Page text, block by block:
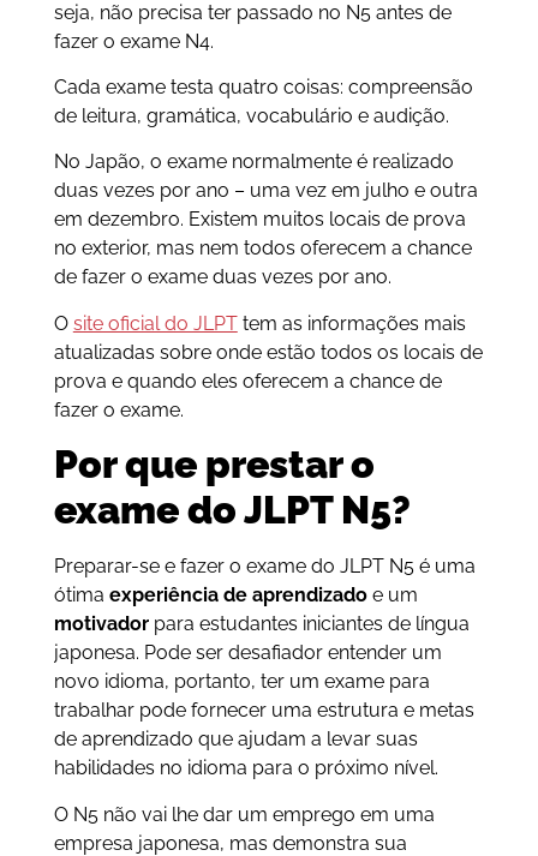
seja, não precisa ter passado no N5 antes de
fazer o exame N4.
Cada exame testa quatro coisas: compreensão
de leitura, gramática, vocabulário e audição.
No Japão, o exame normalmente é realizado
duas vezes por ano – uma vez em julho e outra
em dezembro. Existem muitos locais de prova
no exterior, mas nem todos oferecem a chance
de fazer o exame duas vezes por ano.
O site oficial do JLPTtem as informações mais
atualizadas sobre onde estão todos os locais de
prova e quando eles oferecem a chance de
fazer o exame.
Por que prestar o
exame do JLPT N5?
Preparar-se e fazer o exame do JLPT N5 é uma
ótima experiência de aprendizadoe um
motivadorpara estudantes iniciantes de língua
japonesa. Pode ser desafiador entender um
novo idioma, portanto, ter um exame para
trabalhar pode fornecer uma estrutura e metas
de aprendizado que ajudam a levar suas
habilidades no idioma para o próximo nível.
O N5 não vai lhe dar um emprego em uma
empresa japonesa, mas demonstra sua